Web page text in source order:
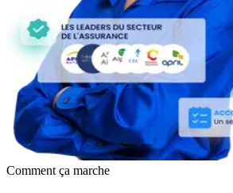
Comment ça marche